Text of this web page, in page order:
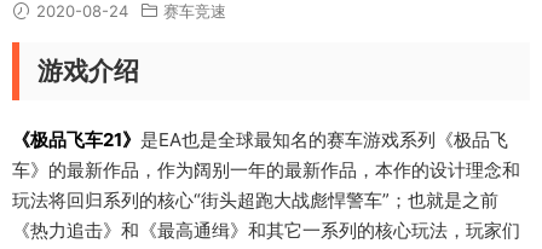
2020-08-24 赛车竞速
游戏介绍
《极品飞车21》 是EA也是全球最知名的赛车游戏系列《极品飞
车》的最新作品，作为阔别一年的最新作品，本作的设计理念和
玩法将回归系列的核心“街头超跑大战彪悍警车”；也就是之前
《热力追击》和《最高通缉》和其它一系列的核心玩法，玩家们